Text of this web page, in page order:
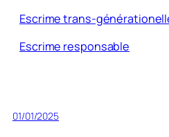
Escrime trans-
Escrime responsable
01/01/2025